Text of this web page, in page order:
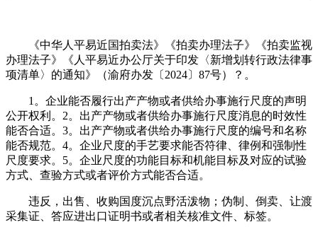
《中华人平易近国拍卖法》《拍卖办理法子》《拍卖监视
办理法子》《人平易近办公厅关于印发〈新增划转行政法律事
项清单〉的通知》（渝府办发〔2024〕87号）？。
1。企业能否履行出产产物或者供给办事施行尺度的声明
公开权利。2。出产产物或者供给办事施行尺度消息的时效性
能否合适。3。出产产物或者供给办事施行尺度的编号和名称
能否规范。4。企业尺度的手艺要求能否符律、律例和强制性
尺度要求。5。企业尺度的功能目标和机能目标及对应的试验
方式、查验方式或者评价方式能否合适。
违反，出售、收购国度沉点野活泼物；伪制、倒卖、让渡
采集证、答应进出口证明书或者相关核准文件、标签。